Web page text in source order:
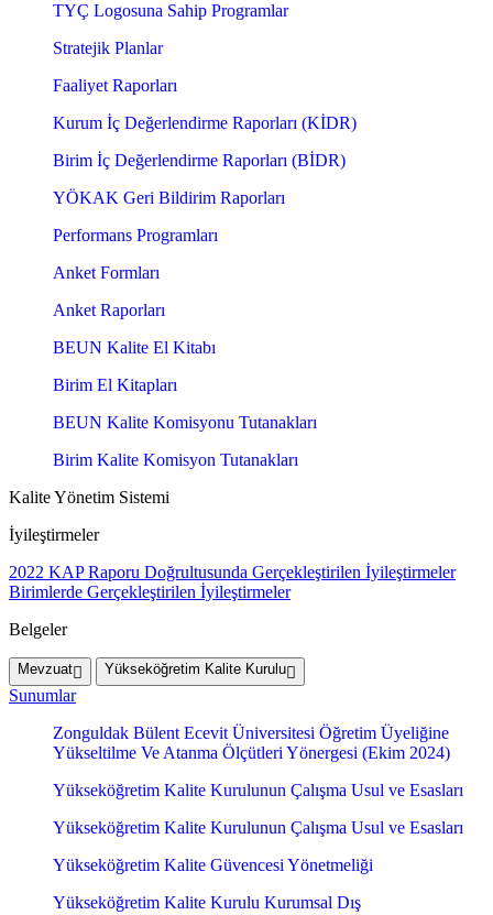
TYÇ Logosuna Sahip Programlar
Stratejik Planlar
Faaliyet Raporları
Kurum İç Değerlendirme Raporları (KİDR)
Birim İç Değerlendirme Raporları (BİDR)
YÖKAK Geri Bildirim Raporları
Performans Programları
Anket Formları
Anket Raporları
BEUN Kalite El Kitabı
Birim El Kitapları
BEUN Kalite Komisyonu Tutanakları
Birim Kalite Komisyon Tutanakları
Kalite Yönetim Sistemi
İyileştirmeler
2022 KAP Raporu Doğrultusunda Gerçekleştirilen İyileştirmeler
Birimlerde Gerçekleştirilen İyileştirmeler
Belgeler
Mevzuat Yükseköğretim Kalite Kurulu
Sunumlar
Zonguldak Bülent Ecevit Üniversitesi Öğretim Üyeliğine
Yükseltilme Ve Atanma Ölçütleri Yönergesi (Ekim 2024)
Yükseköğretim Kalite Kurulunun Çalışma Usul ve Esasları
Yükseköğretim Kalite Kurulunun Çalışma Usul ve Esasları
Yükseköğretim Kalite Güvencesi Yönetmeliği
Yükseköğretim Kalite Kurulu Kurumsal Dış